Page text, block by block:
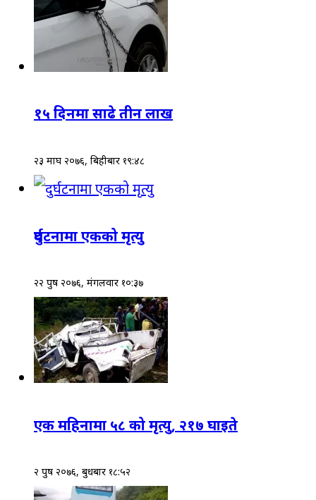
१५ दिनमा साढे तीन लाख
२३ माघ २०७६, बिहीबार १९:४८
दुर्घटनामा एकको मृत्यु
२२ पुष २०७६, मंगलवार १०:३७
एक महिनामा ५८ को मृत्यु, २१७ घाइते
२ पुष २०७६, बुधबार १८:५२